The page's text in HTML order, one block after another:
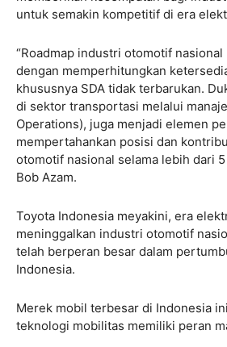
untuk semakin kompetitif di era
“Roadmap industri otomotif
dengan memperhitungkan
khususnya SDA tidak terbarukan.
di sektor transportasi melalui
Operations), juga menjadi elemen
mempertahankan posisi dan
otomotif nasional selama lebih dari
Bob Azam.
Toyota Indonesia meyakini, era
meninggalkan industri otomotif
telah berperan besar dalam
Indonesia.
Merek mobil terbesar di Indonesia
teknologi mobilitas memiliki peran